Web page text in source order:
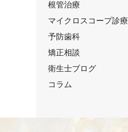
根管治療
マイクロスコープ診療
予防歯科
矯正相談
衛生士ブログ
コラム